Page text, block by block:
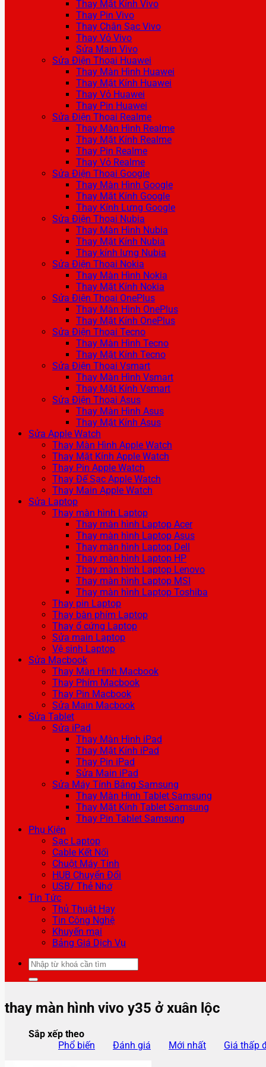
Thay Mặt Kính Vivo
Thay Pin Vivo
Thay Chân Sạc Vivo
Thay Vỏ Vivo
Sửa Main Vivo
Sửa Điện Thoại Huawei
Thay Màn Hình Huawei
Thay Mặt Kính Huawei
Thay Vỏ Huawei
Thay Pin Huawei
Sửa Điện Thoại Realme
Thay Màn Hình Realme
Thay Mặt Kính Realme
Thay Pin Realme
Thay Vỏ Realme
Sửa Điện Thoại Google
Thay Màn Hình Google
Thay Mặt Kính Google
Thay Kính Lưng Google
Sửa Điện Thoại Nubia
Thay Màn Hình Nubia
Thay Mặt Kính Nubia
Thay kính lưng Nubia
Sửa Điện Thoại Nokia
Thay Màn Hình Nokia
Thay Mặt Kính Nokia
Sửa Điện Thoại OnePlus
Thay Màn Hình OnePlus
Thay Mặt Kính OnePlus
Sửa Điện Thoại Tecno
Thay Màn Hình Tecno
Thay Mặt Kính Tecno
Sửa Điện Thoại Vsmart
Thay Màn Hình Vsmart
Thay Mặt Kính Vsmart
Sửa Điện Thoại Asus
Thay Màn Hình Asus
Thay Mặt Kính Asus
Sửa Apple Watch
Thay Màn Hình Apple Watch
Thay Mặt Kính Apple Watch
Thay Pin Apple Watch
Thay Đế Sạc Apple Watch
Thay Main Apple Watch
Sửa Laptop
Thay màn hình Laptop
Thay màn hình Laptop Acer
Thay màn hình Laptop Asus
Thay màn hình Laptop Dell
Thay màn hình Laptop HP
Thay màn hình Laptop Lenovo
Thay màn hình Laptop MSI
Thay màn hình Laptop Toshiba
Thay pin Laptop
Thay bàn phím Laptop
Thay ổ cứng Laptop
Sửa main Laptop
Vệ sinh Laptop
Sửa Macbook
Thay Màn Hình Macbook
Thay Phím Macbook
Thay Pin Macbook
Sửa Main Macbook
Sửa Tablet
Sửa iPad
Thay Màn Hình iPad
Thay Mặt Kính iPad
Thay Pin iPad
Sửa Main iPad
Sửa Máy Tính Bảng Samsung
Thay Màn Hình Tablet Samsung
Thay Mặt Kính Tablet Samsung
Thay Pin Tablet Samsung
Phụ Kiện
Sạc Laptop
Cable Kết Nối
Chuột Máy Tính
HUB Chuyển Đổi
USB/ Thẻ Nhớ
Tin Tức
Thủ Thuật Hay
Tin Công Nghệ
Khuyến mại
Bảng Giá Dịch Vụ
Tìm
kiếm:
thay màn hình vivo y35 ở xuân lộc
Sắp xếp theo
Phổ biến
Đánh giá Mới nhất Giá thấp